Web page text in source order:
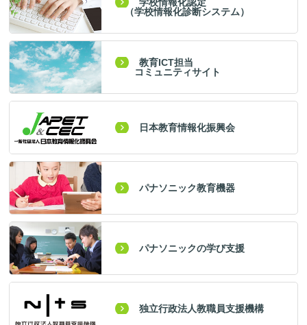
（学校情報化診断システム）
教育ICT担当
コミュニティサイト
日本教育情報化振興会
パナソニック教育機器
パナソニックの学び支援
独立行政法人教職員支援機構